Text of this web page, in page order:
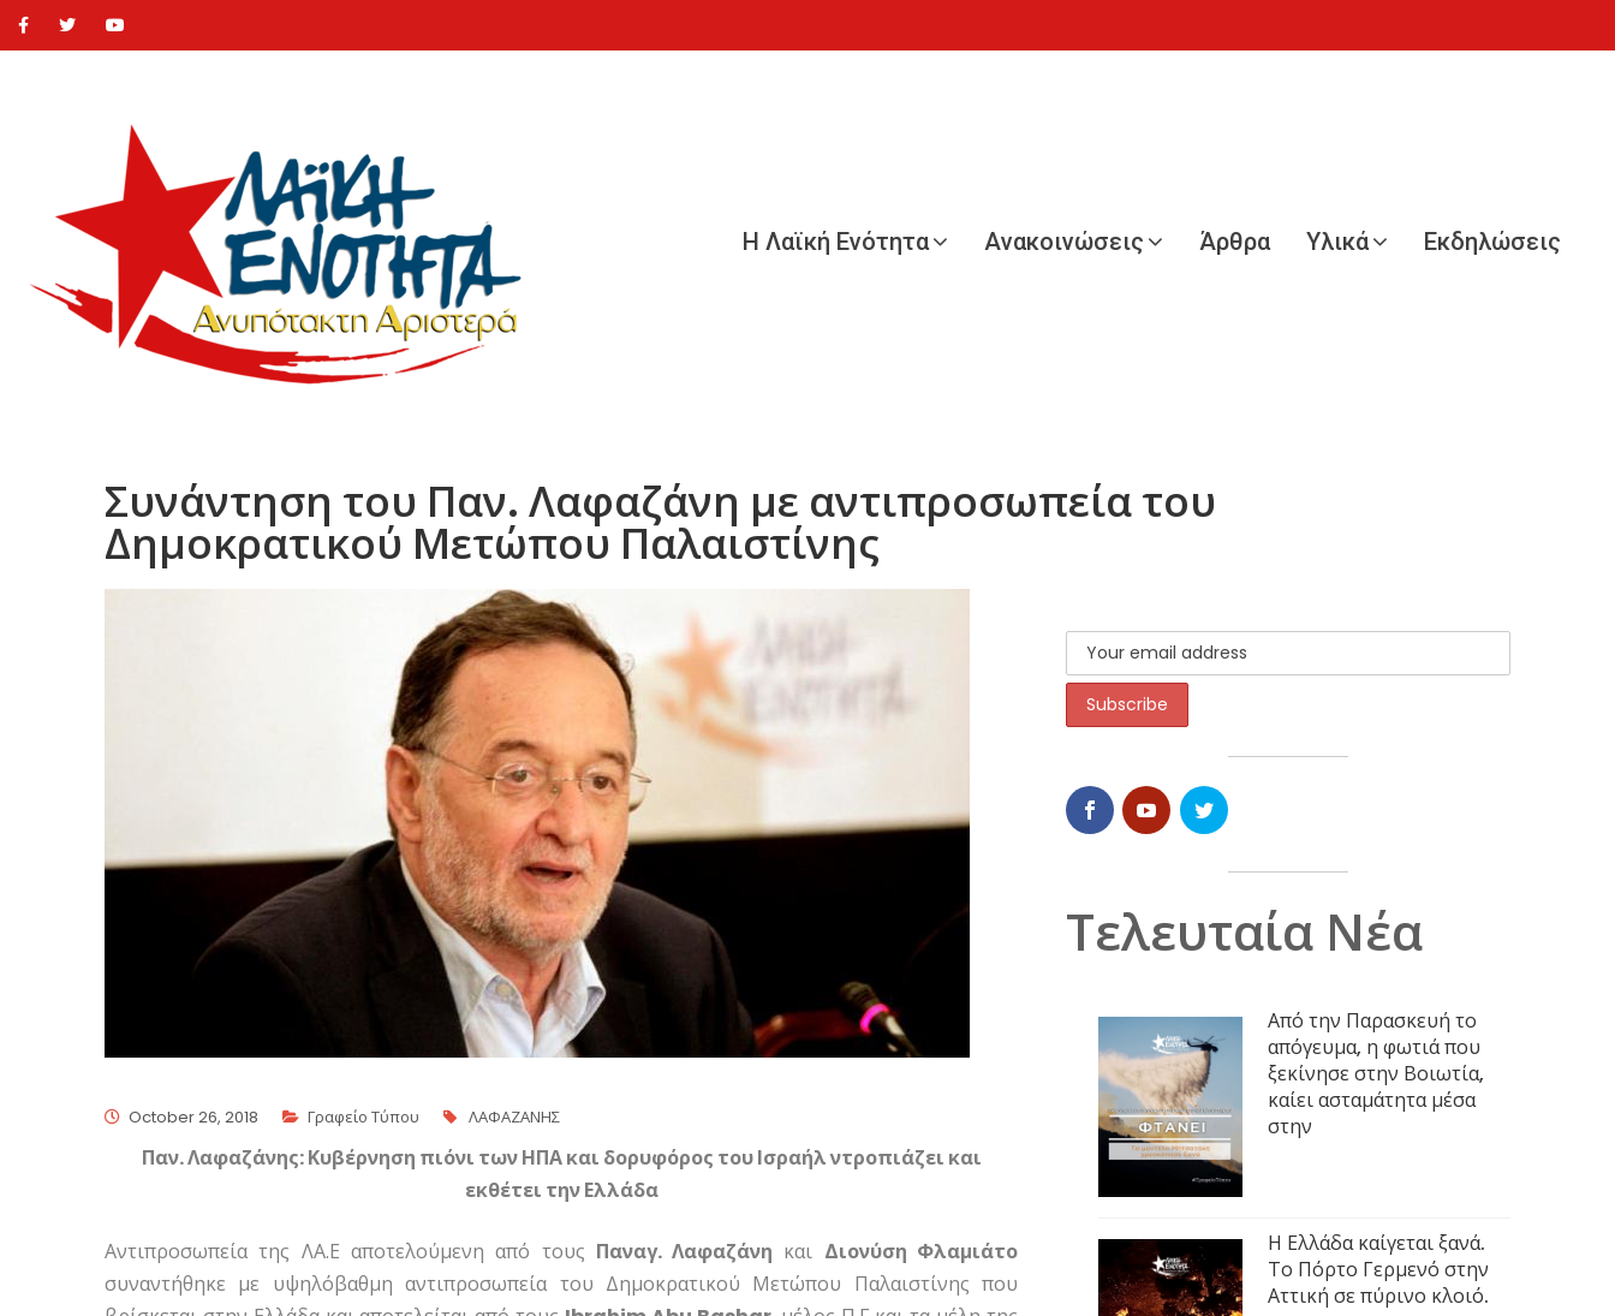
Η Λαϊκή Ενότητα Ανακοινώσεις Άρθρα Υλικά Εκδηλώσεις
Συνάντηση του Παν. Λαφαζάνη με αντιπροσωπεία του
Δημοκρατικού Μετώπου Παλαιστίνης
October 26, 2018 Γραφείο Τύπου ΛΑΦΑΖΑΝΗΣ
Παν. Λαφαζάνης: Κυβέρνηση πιόνι των ΗΠΑ και δορυφόρος του Ισραήλ ντροπιάζει και
εκθέτει την Ελλάδα
Αντιπροσωπεία της ΛΑ.Ε αποτελούμενη από τους Παναγ. Λαφαζάνη και Διονύση Φλαμιάτο
συναντήθηκε με υψηλόβαθμη αντιπροσωπεία του Δημοκρατικού Μετώπου Παλαιστίνης που
Τελευταία Νέα
Από την Παρασκευή το
απόγευμα, η φωτιά που
ξεκίνησε στην Βοιωτία,
καίει ασταμάτητα μέσα
στην
Η Ελλάδα καίγεται ξανά.
Το Πόρτο Γερμενό στην
Αττική σε πύρινο κλοιό.